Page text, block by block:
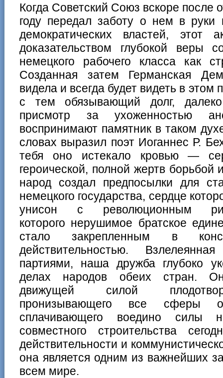
Когда Советский Союз вскоре после
году передал заботу о нем в руки
демократических властей, этот
доказательством глубокой веры
немецкого рабочего класса как
Созданная затем Германская
видела и всегда будет видеть в этом
с тем обязывающий долг,
присмотр за ухоженностью
воспринимают памятник в таком
словах выразил поэт Иоганнес Р.
тебя оно истекало кровью —
героической, полной жертв борьбой
народ создал предпосылки для
немецкого государства, сердце
унисон с революционным
которого нерушимое братское
стало закрепленным в
действительностью.
партиями, наша дружба глубоко
делах народов обеих стран.
движущей силой
пронизывающего все сферы
сплачивающего воедино
совместного строительства
действительности и
она является одним из важнейших
всем мире.